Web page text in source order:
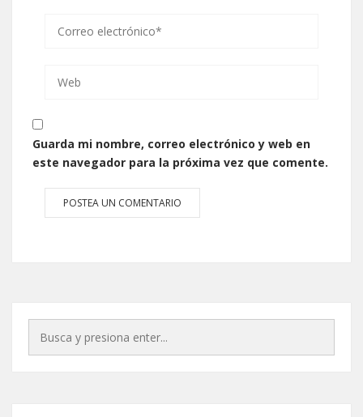
Guarda mi nombre, correo electrónico y web en
este navegador para la próxima vez que comente.